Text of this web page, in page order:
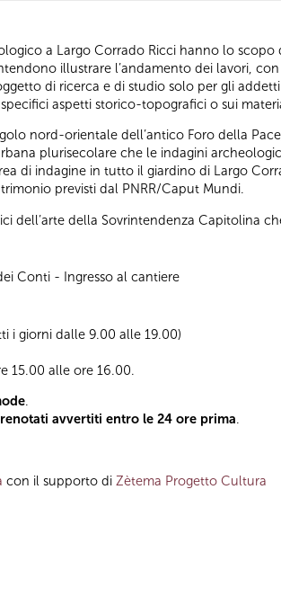
a Largo Corrado Ricci hanno lo
illustrare l’andamento dei lavori,
di ricerca e di studio solo per gli
aspetti storico-topografici o sui
nord-orientale dell’antico Foro della
plurisecolare che le indagini
di indagine in tutto il giardino di Largo
previsti dal PNRR/Caput Mundi.
dell’arte della Sovrintendenza Capitolina
Conti - Ingresso al cantiere
i giorni dalle 9.00 alle 19.00)
15.00 alle ore 16.00.
.
avvertiti entro le 24 ore prima.
con il supporto di Zètema Progetto Cultura